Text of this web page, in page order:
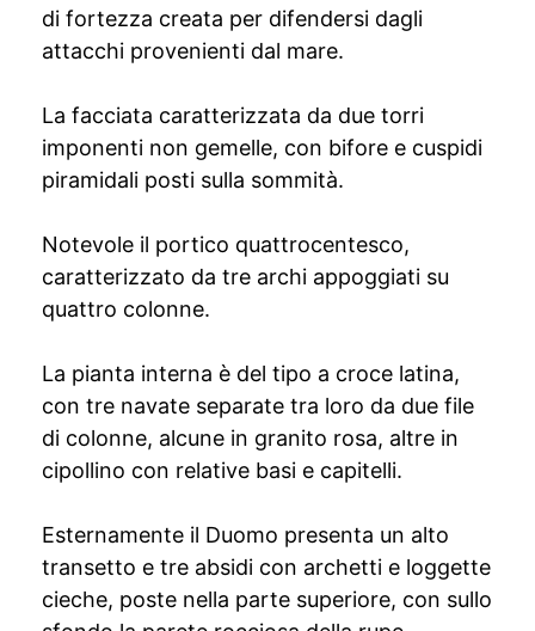
di fortezza creata per difendersi dagli
attacchi provenienti dal mare.
La facciata caratterizzata da due torri
imponenti non gemelle, con bifore e cuspidi
piramidali posti sulla sommità.
Notevole il portico quattrocentesco,
caratterizzato da tre archi appoggiati su
quattro colonne.
La pianta interna è del tipo a croce latina,
con tre navate separate tra loro da due file
di colonne, alcune in granito rosa, altre in
cipollino con relative basi e capitelli.
Esternamente il Duomo presenta un alto
transetto e tre absidi con archetti e loggette
cieche, poste nella parte superiore, con sullo